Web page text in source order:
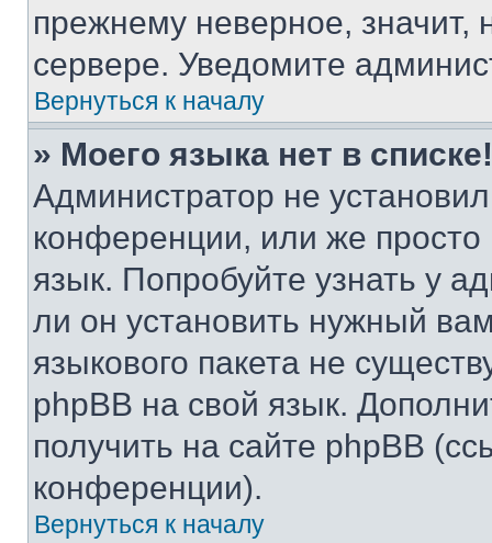
прежнему неверное, значит,
сервере. Уведомите
Вернуться к началу
» Моего языка нет в списке!
Администратор не
конференции, или же
язык. Попробуйте узнать у
ли он установить нужный
языкового пакета не
phpBB на свой язык.
получить на сайте phpBB
конференции).
Вернуться к началу